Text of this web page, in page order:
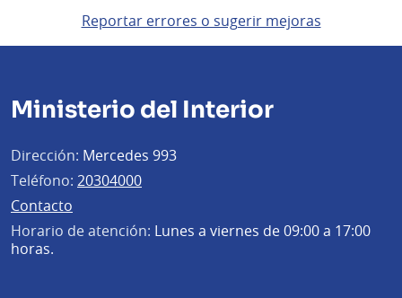
Reportar errores o sugerir mejoras
Ministerio del Interior
Dirección: Mercedes 993
Teléfono: 20304000
Contacto
Horario de atención: Lunes a viernes de 09:00 a 17:00
horas.